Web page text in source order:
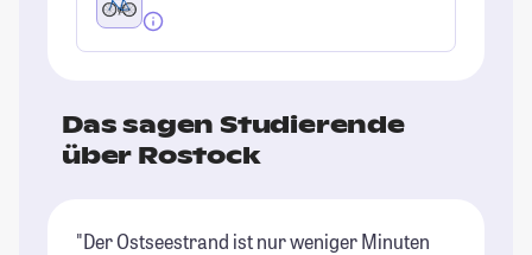
Das sagen Studierende
über Rostock
"Der Ostseestrand ist nur weniger Minuten